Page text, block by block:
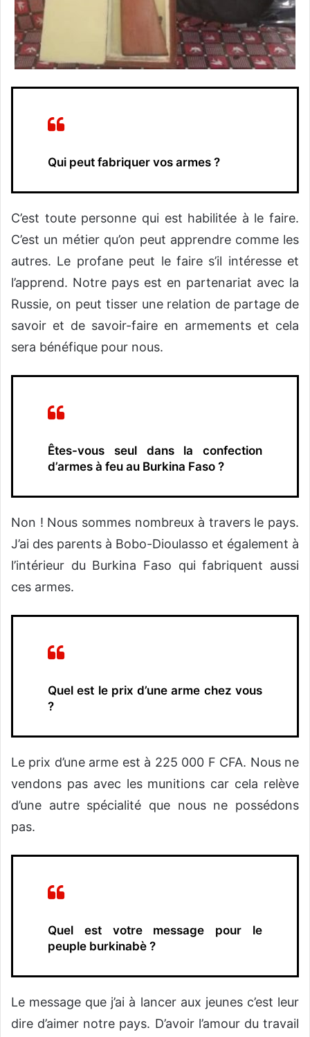
Qui peut fabriquer vos armes ?
C’est toute personne qui est habilitée à le faire.
C’est un métier qu’on peut apprendre comme les
autres. Le profane peut le faire s’il intéresse et
l’apprend. Notre pays est en partenariat avec la
Russie, on peut tisser une relation de partage de
savoir et de savoir-faire en armements et cela
sera bénéfique pour nous.
Êtes-vous seul dans la confection
d’armes à feu au Burkina Faso ?
Non ! Nous sommes nombreux à travers le pays.
J’ai des parents à Bobo-Dioulasso et également à
l’intérieur du Burkina Faso qui fabriquent aussi
ces armes.
Quel est le prix d’une arme chez vous
?
Le prix d’une arme est à 225 000 F CFA. Nous ne
vendons pas avec les munitions car cela relève
d’une autre spécialité que nous ne possédons
pas.
Quel est votre message pour le
peuple burkinabè ?
Le message que j’ai à lancer aux jeunes c’est leur
dire d’aimer notre pays. D’avoir l’amour du travail